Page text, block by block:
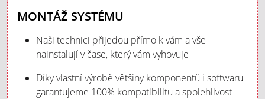
MONTÁŽ SYSTÉMU
Naši technici přijedou přímo k vám a vše
nainstalují v čase, který vám vyhovuje
Díky vlastní výrobě většiny komponentů i softwaru
garantujeme 100% kompatibilitu a spolehlivost